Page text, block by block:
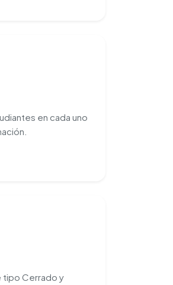
en cada uno
tipo Cerrado y